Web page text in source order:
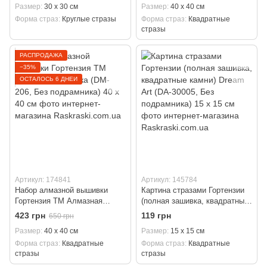
Размер 30 х 30 см
Форма страз Круглые стразы
Размер 40 х 40 см
Форма страз Квадратные
стразы
РАСПРОДАЖА
−35%
ОСТАЛОСЬ 6 ДНЕЙ
Артикул: 174841
Набор алмазной вышивки
Гортензия ТМ Алмазная
мозаика (DM-206, Без
подрамника) 40 х 40 см
423 грн 650 грн
Размер 40 х 40 см
Форма страз Квадратные
стразы
Артикул: 145784
Картина стразами Гортензии
(полная зашивка, квадратные
камни) Dream Art (DA-30005,
Без подрамника) 15 х 15 см
119 грн
Размер 15 х 15 см
Форма страз Квадратные
стразы